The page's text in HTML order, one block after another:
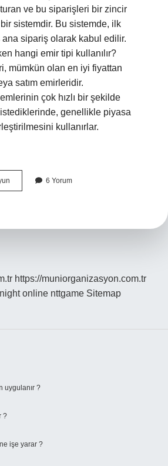
ve bu siparişleri bir zincir
sistemdir. Bu sistemde, ilk
sipariş olarak kabul edilir.
hangi emir tipi kullanılır?
mümkün olan en iyi fiyattan
satım emirleridir.
çok hızlı bir şekilde
genellikle piyasa
kullanırlar.
Arzlarda
6 Yorum
https://muniorganizasyon.com.tr
online nttgame Sitemap
uygulanır ?
?
işe yarar ?